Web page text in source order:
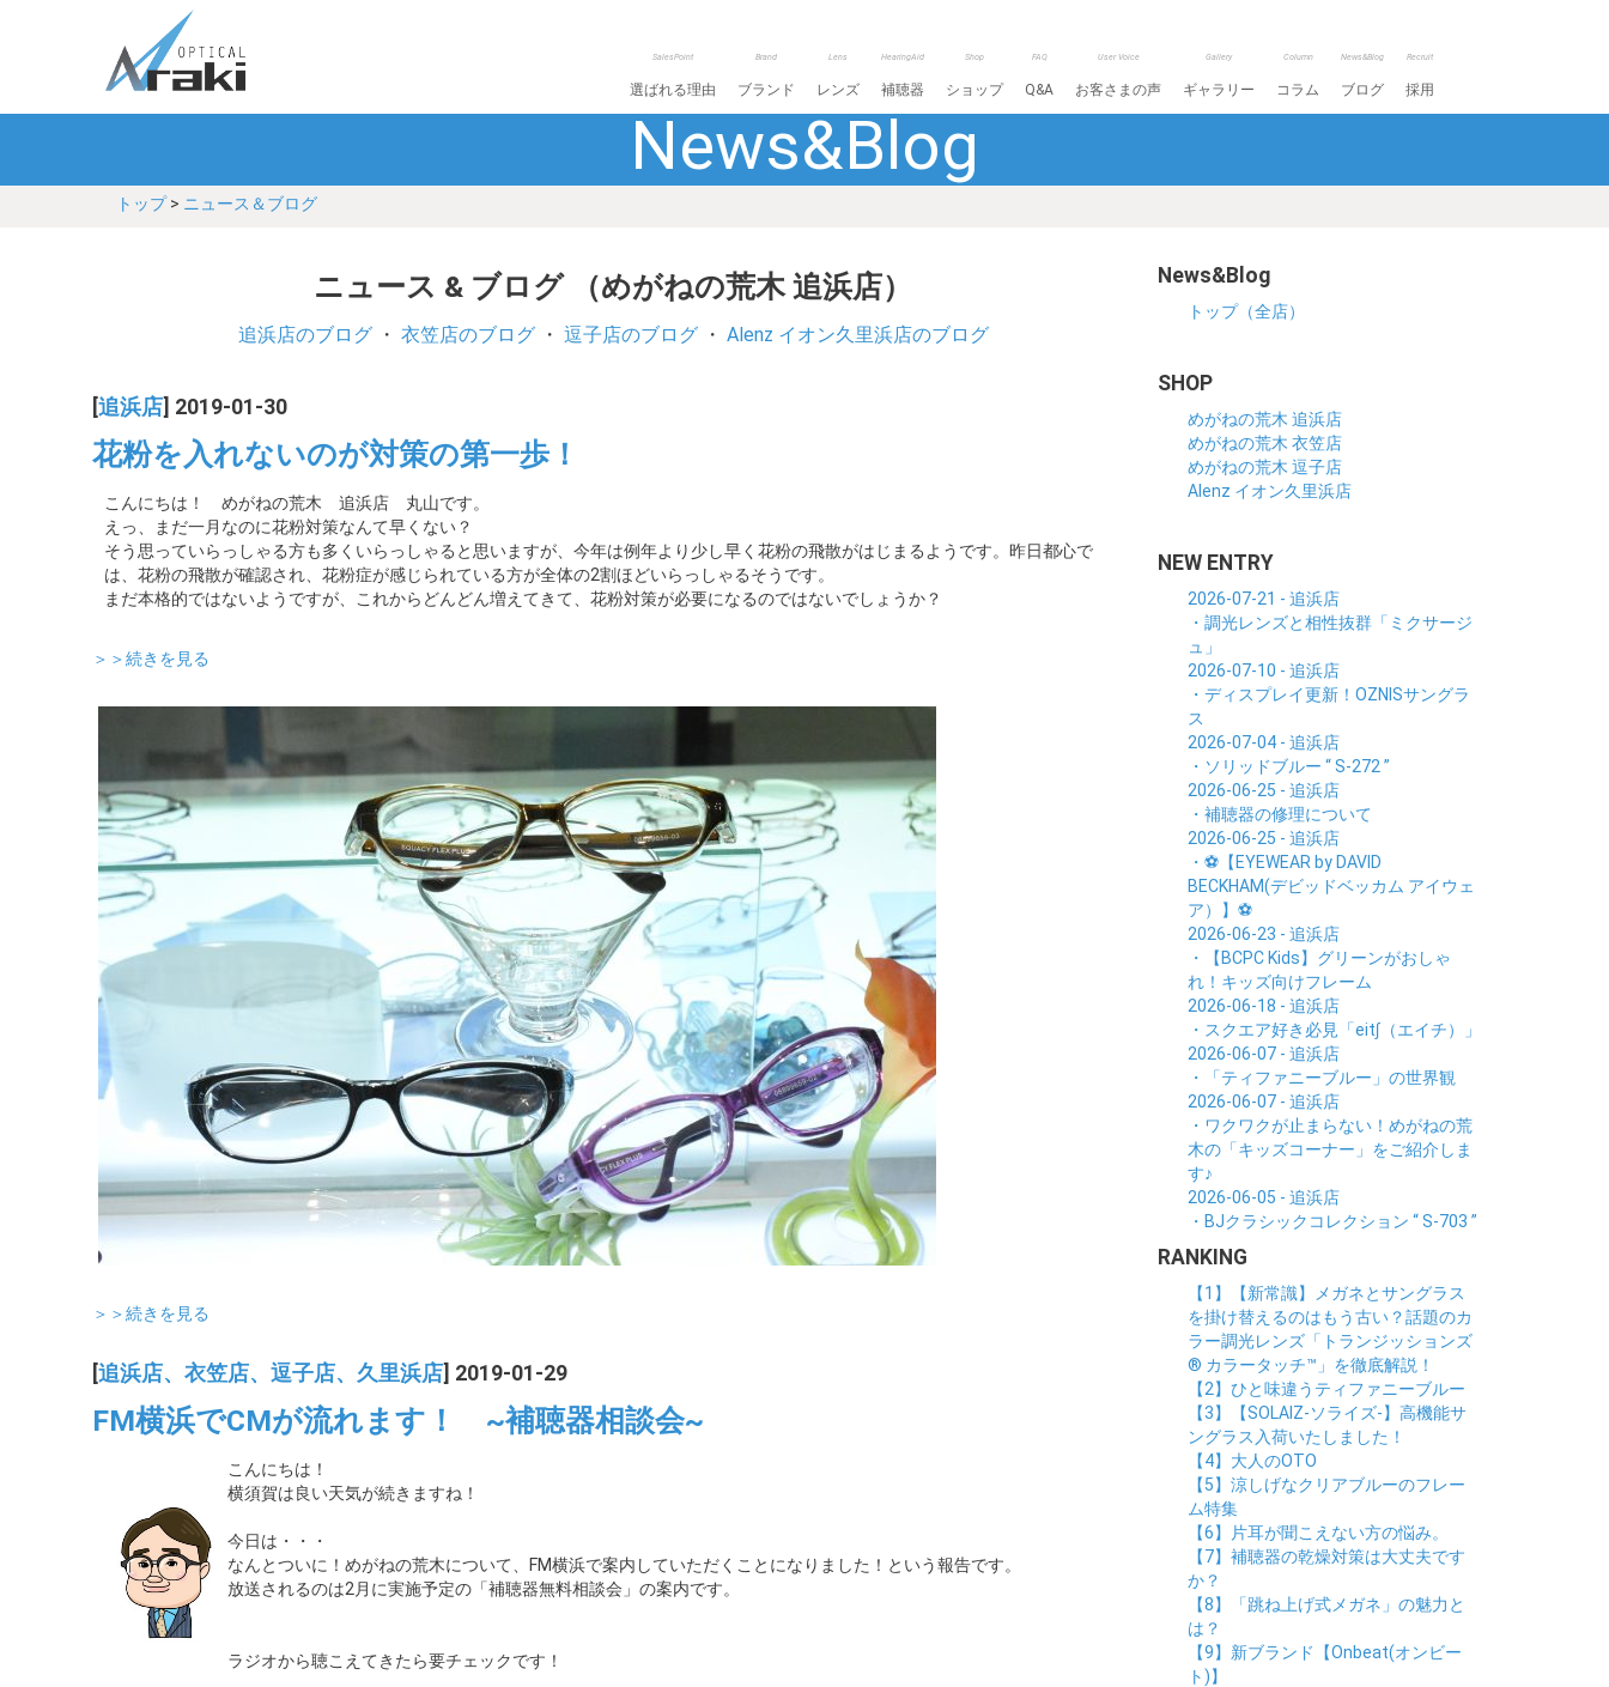
SalesPoint
選ばれる理由
Brand
ブランド
Lens
レンズ
HearingAid
補聴器
Shop
ショップ
FAQ
Q&A
User Voice
お客さまの声
Gallery
ギャラリー
Column
コラム
News&Blog
ブログ
Recruit
採用
News&Blog
トップ> ニュース＆ブログ
ニュース & ブログ （めがねの荒木 追浜店）
追浜店のブログ・ 衣笠店のブログ・ 逗子店のブログ・ Alenz イオン久里浜店のブログ
追浜店 ] 2019-01-30
花粉を入れないのが対策の第一歩！
こんにちは！ めがねの荒木 追浜店 丸山です。
えっ、まだ一月なのに花粉対策なんて早くない？
そう思っていらっしゃる方も多くいらっしゃると思いますが、今年は例年より少し早く花粉の飛散がはじまるようです。昨日都心で
は、花粉の飛散が確認され、花粉症が感じられている方が全体の2割ほどいらっしゃるそうです。
まだ本格的ではないようですが、これからどんどん増えてきて、花粉対策が必要になるのではないでしょうか？
＞＞続きを見る
＞＞続きを見る
追浜店、衣笠店、逗子店、久里浜店 ] 2019-01-29
FM横浜でCMが流れます！ ~補聴器相談会~
こんにちは！
横須賀は良い天気が続きますね！
今日は・・・
なんとついに！めがねの荒木について、FM横浜で案内していただくことになりました！という報告です。
放送されるのは2月に実施予定の「補聴器無料相談会」の案内です。
ラジオから聴こえてきたら要チェックです！
News&Blog
トップ（全店）
SHOP
めがねの荒木 追浜店
めがねの荒木 衣笠店
めがねの荒木 逗子店
Alenz イオン久里浜店
NEW ENTRY
2026-07-21 - 追浜店
・調光レンズと相性抜群「ミクサージ
ュ」
2026-07-10 - 追浜店
・ディスプレイ更新！OZNISサングラ
ス
2026-07-04 - 追浜店
・ソリッドブルー “ S-272 ”
2026-06-25 - 追浜店
・補聴器の修理について
2026-06-25 - 追浜店
・⚽【EYEWEAR by DAVID
BECKHAM(デビッドベッカム アイウェ
ア）】⚽
2026-06-23 - 追浜店
・【BCPC Kids】グリーンがおしゃ
れ！キッズ向けフレーム
2026-06-18 - 追浜店
・スクエア好き必見「eit∫（エイチ）」
2026-06-07 - 追浜店
・「ティファニーブルー」の世界観
2026-06-07 - 追浜店
・ワクワクが止まらない！めがねの荒
木の「キッズコーナー」をご紹介しま
す♪
2026-06-05 - 追浜店
・BJクラシックコレクション “ S-703 ”
RANKING
【1】【新常識】メガネとサングラス
を掛け替えるのはもう古い？話題のカ
ラー調光レンズ「トランジッションズ
® カラータッチ™」を徹底解説！
【2】ひと味違うティファニーブルー
【3】【SOLAIZ-ソライズ-】高機能サ
ングラス入荷いたしました！
【4】大人のOTO
【5】涼しげなクリアブルーのフレー
ム特集
【6】片耳が聞こえない方の悩み。
【7】補聴器の乾燥対策は大丈夫です
か？
【8】「跳ね上げ式メガネ」の魅力と
は？
【9】新ブランド【Onbeat(オンビー
ト)】